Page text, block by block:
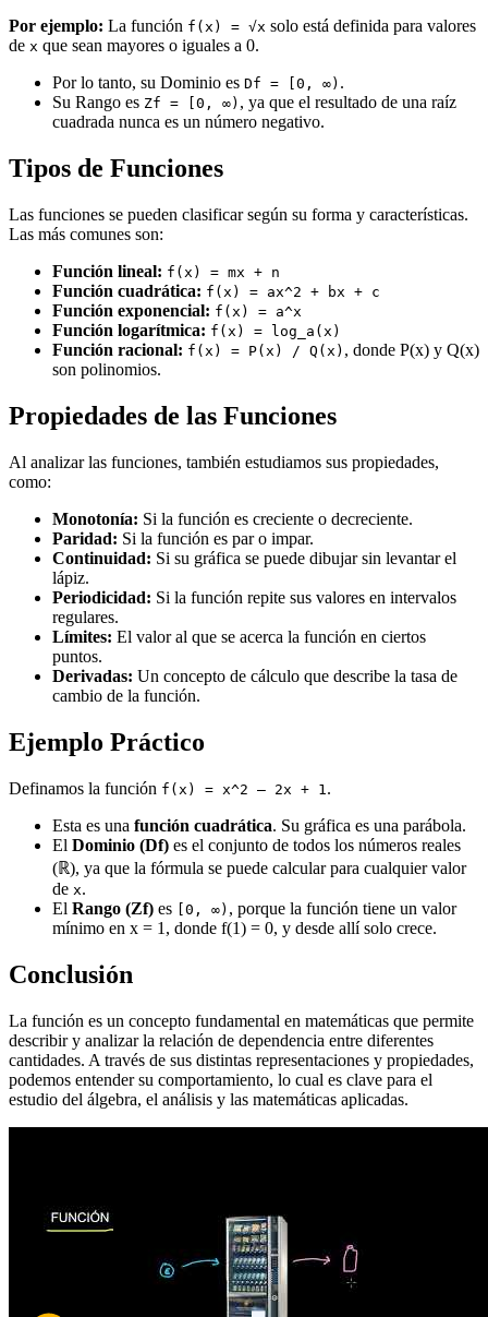
Por ejemplo: La función f(x) = √x solo está definida para valores
de x que sean mayores o iguales a 0.
Por lo tanto, su Dominio es Df = [0, ∞) .
Su Rango es Zf = [0, ∞) , ya que el resultado de una raíz
cuadrada nunca es un número negativo.
Tipos de Funciones
Las funciones se pueden clasificar según su forma y características.
Las más comunes son:
Función lineal: f(x) = mx + n
Función cuadrática: f(x) = ax^2 + bx + c
Función exponencial: f(x) = a^x
Función logarítmica: f(x) = log_a(x)
Función racional: f(x) = P(x) / Q(x) , donde P(x) y Q(x)
son polinomios.
Propiedades de las Funciones
Al analizar las funciones, también estudiamos sus propiedades,
como:
Monotonía: Si la función es creciente o decreciente.
Paridad: Si la función es par o impar.
Continuidad: Si su gráfica se puede dibujar sin levantar el
lápiz.
Periodicidad: Si la función repite sus valores en intervalos
regulares.
Límites: El valor al que se acerca la función en ciertos
puntos.
Derivadas: Un concepto de cálculo que describe la tasa de
cambio de la función.
Ejemplo Práctico
Definamos la función f(x) = x^2 – 2x + 1 .
Esta es una función cuadrática. Su gráfica es una parábola.
El Dominio (Df) es el conjunto de todos los números reales
(ℝ), ya que la fórmula se puede calcular para cualquier valor
de x.
El Rango (Zf) es [0, ∞) , porque la función tiene un valor
mínimo en x = 1, donde f(1) = 0, y desde allí solo crece.
Conclusión
La función es un concepto fundamental en matemáticas que permite
describir y analizar la relación de dependencia entre diferentes
cantidades. A través de sus distintas representaciones y propiedades,
podemos entender su comportamiento, lo cual es clave para el
estudio del álgebra, el análisis y las matemáticas aplicadas.